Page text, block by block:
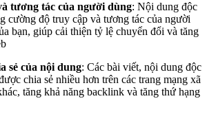
tương tác của người dùng: Nội dung độc
cường độ truy cập và tương tác của người
bạn, giúp cải thiện tỷ lệ chuyển đổi và tăng
sẻ của nội dung: Các bài viết, nội dung độc
chia sẻ nhiều hơn trên các trang mạng xã
tăng khả năng backlink và tăng thứ hạng